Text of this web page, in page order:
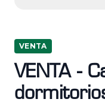
VENTA
VENTA -